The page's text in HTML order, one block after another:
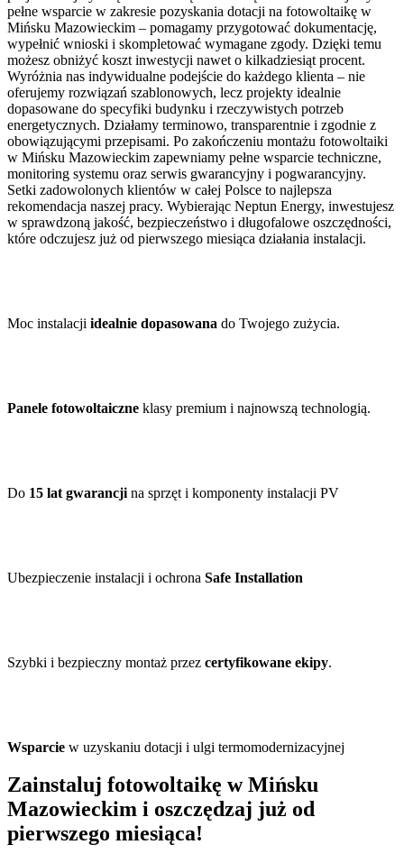
pełne wsparcie w zakresie pozyskania dotacji na fotowoltaikę w
Mińsku Mazowieckim – pomagamy przygotować dokumentację,
wypełnić wnioski i skompletować wymagane zgody. Dzięki temu
możesz obniżyć koszt inwestycji nawet o kilkadziesiąt procent.
Wyróżnia nas indywidualne podejście do każdego klienta – nie
oferujemy rozwiązań szablonowych, lecz projekty idealnie
dopasowane do specyfiki budynku i rzeczywistych potrzeb
energetycznych. Działamy terminowo, transparentnie i zgodnie z
obowiązującymi przepisami. Po zakończeniu montażu fotowoltaiki
w Mińsku Mazowieckim zapewniamy pełne wsparcie techniczne,
monitoring systemu oraz serwis gwarancyjny i pogwarancyjny.
Setki zadowolonych klientów w całej Polsce to najlepsza
rekomendacja naszej pracy. Wybierając Neptun Energy, inwestujesz
w sprawdzoną jakość, bezpieczeństwo i długofalowe oszczędności,
które odczujesz już od pierwszego miesiąca działania instalacji.
Moc instalacji idealnie dopasowana do Twojego zużycia.
Panele fotowoltaiczne klasy premium i najnowszą technologią.
Do 15 lat gwarancji na sprzęt i komponenty instalacji PV
Ubezpieczenie instalacji i ochrona Safe Installation
Szybki i bezpieczny montaż przez certyfikowane ekipy.
Wsparcie w uzyskaniu dotacji i ulgi termomodernizacyjnej
Zainstaluj fotowoltaikę w Mińsku
Mazowieckim i oszczędzaj już od
pierwszego miesiąca!